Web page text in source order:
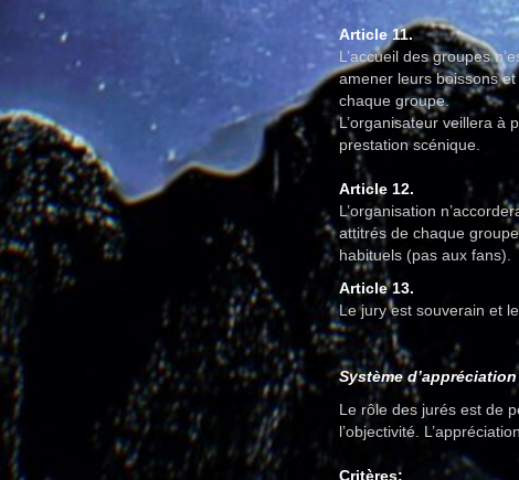
Article 11.
L’accueil des groupes
amener leurs boissons
chaque groupe.
L’organisateur veillera à
prestation scénique.
Article 12.
L’organisation
attitrés de chaque
habituels (pas aux fans).
Article 13.
Le jury est souverain et
Système
Le rôle des jurés est de
l’objectivité.
Critères: